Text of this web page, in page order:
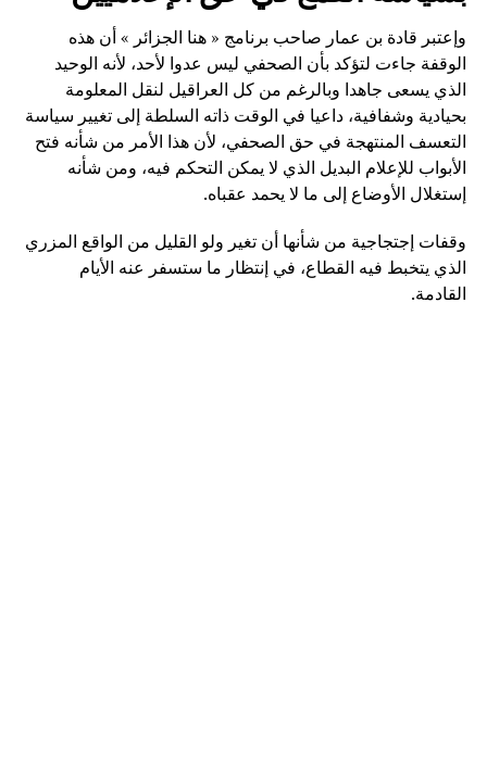
وإعتبر قادة بن عمار صاحب برنامج « هنا الجزائر » أن هذه
الوقفة جاءت لتؤكد بأن الصحفي ليس عدوا لأحد، لأنه الوحيد
الذي يسعى جاهدا وبالرغم من كل العراقيل لنقل المعلومة
بحيادية وشفافية، داعيا في الوقت ذاته السلطة إلى تغيير سياسة
التعسف المنتهجة في حق الصحفي، لأن هذا الأمر من شأنه فتح
الأبواب للإعلام البديل الذي لا يمكن التحكم فيه، ومن شأنه
إستغلال الأوضاع إلى ما لا يحمد عقباه.
وقفات إجتجاجية من شأنها أن تغير ولو القليل من الواقع المزري
الذي يتخبط فيه القطاع، في إنتظار ما ستسفر عنه الأيام
القادمة.